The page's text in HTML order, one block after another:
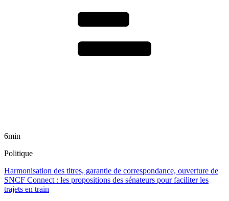
6min
Politique
Harmonisation des titres, garantie de correspondance, ouverture de
SNCF Connect : les propositions des sénateurs pour faciliter les
trajets en train